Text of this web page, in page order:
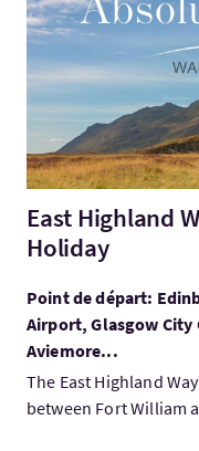
East Highland
Holiday
Point de départ:
Airport, Glasgow City
Aviemore...
The East Highland
between Fort William